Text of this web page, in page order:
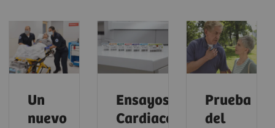
Un
nuevo
Ensayos
Cardiacos
Prueba
del